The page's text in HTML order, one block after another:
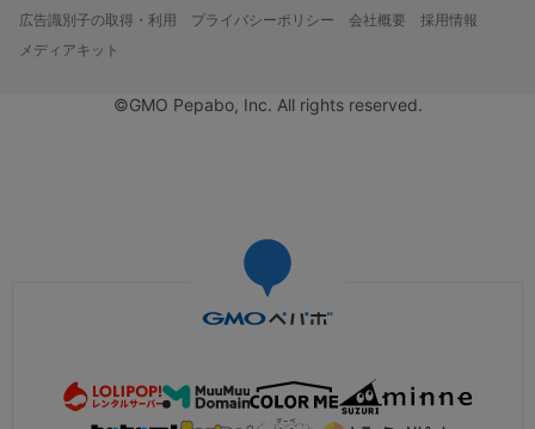
広告識別子の取得・利用
プライバシーポリシー 会社概要
採用情報
メディアキット
©GMO Pepabo, Inc. All rights reserved.